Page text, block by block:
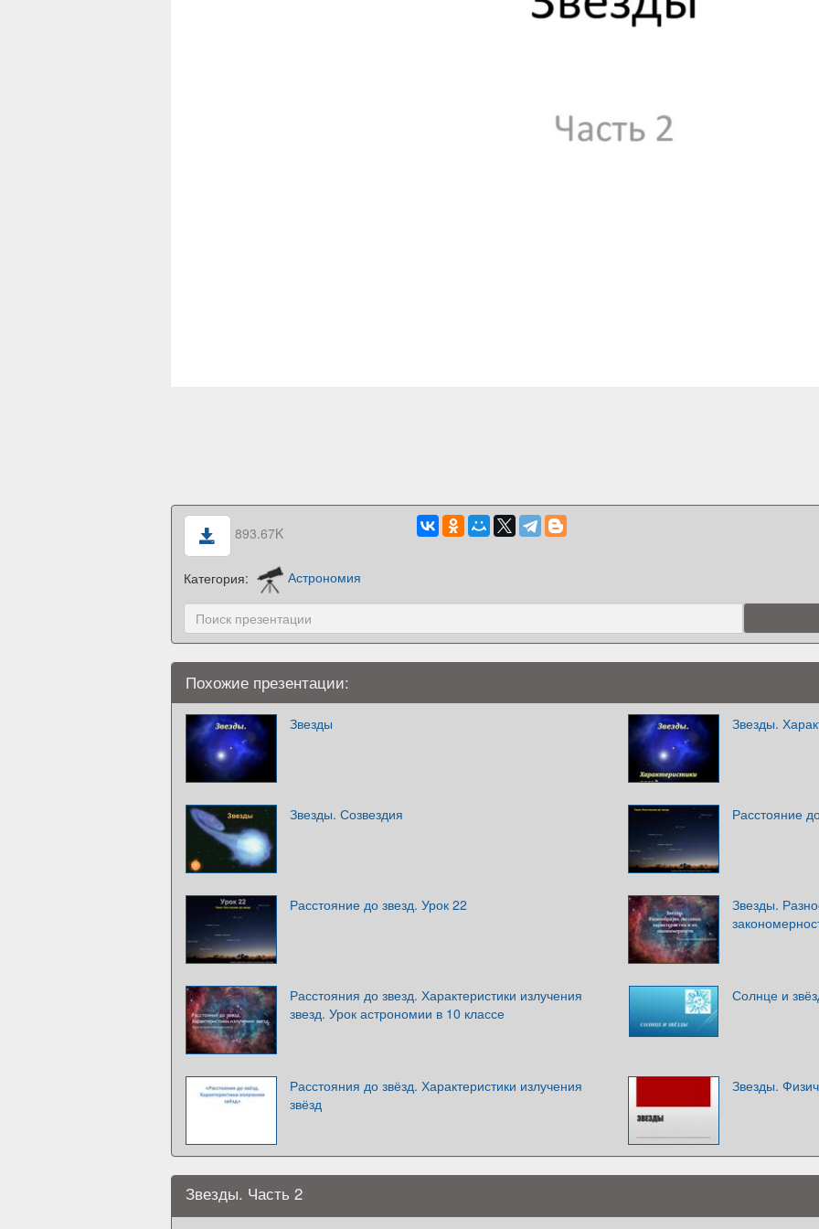
893.67K
Категория: Астрономия
Похожие презентации:
Звезды Звезды.
Звезды. Созвездия Расстояние
Расстояние до звезд. Урок 22
Звезды.
Расстояния до звезд. Характеристики излучения
звезд. Урок астрономии в 10 классе
Солнце и
Расстояния до звёзд. Характеристики излучения
звёзд
Звезды.
Звезды. Часть 2